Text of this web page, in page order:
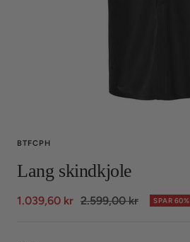
BTFCPH
Lang skindkjole
Udsalgspris
1.039,60 kr Normalpris
2.599,00 kr SPAR 60%